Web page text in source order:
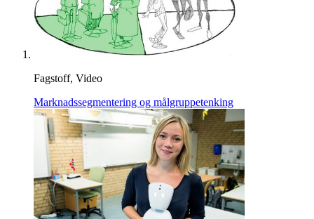
Fagstoff, Video
Marknadssegmentering og målgruppetenking